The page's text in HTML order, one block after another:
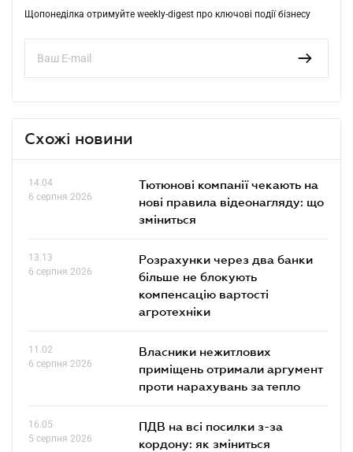
Щопонеділка отримуйте weekly-digest про ключові події бізнесу
Схожі новини
14.04
6 серпня 2026
Тютюнові компанії чекають на
нові правила відеонагляду: що
зміниться
13.13
6 серпня 2026
Розрахунки через два банки
більше не блокують
компенсацію вартості
агротехніки
11.02
6 серпня 2026
Власники нежитлових
приміщень отримали аргумент
проти нарахувань за тепло
16.05
5 серпня 2026
ПДВ на всі посилки з-за
кордону: як зміниться